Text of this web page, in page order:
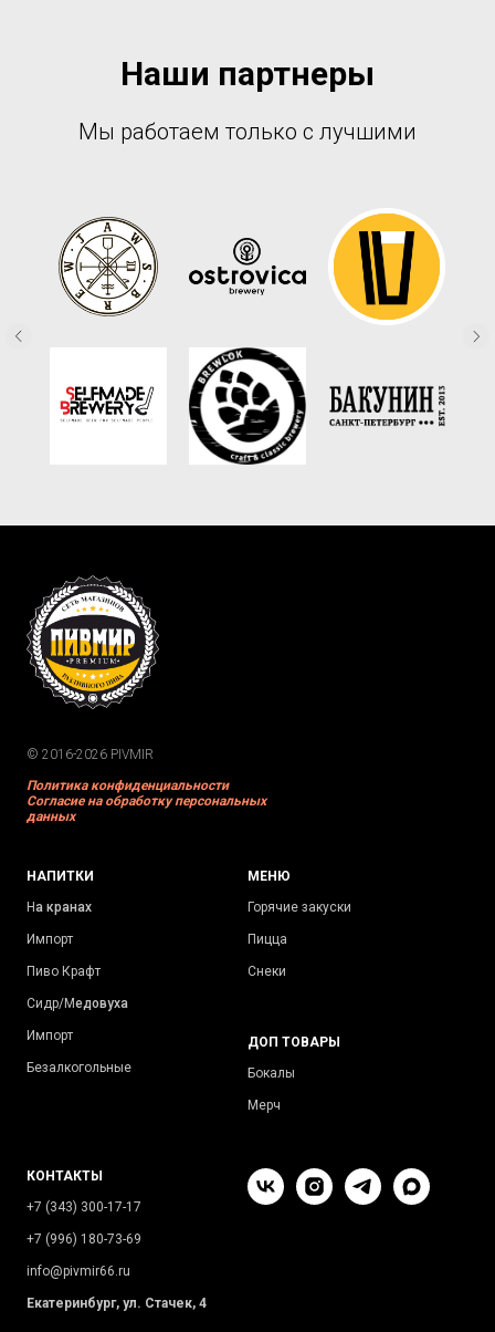
Наши партнеры
Мы работаем только с лучшими
© 2016-2026 PIVMIR
Политика конфиденциальности
Согласие на обработку персональных
данных
НАПИТКИ
На кранах
Импорт
Пиво Крафт
Сидр/Медовуха
Импорт
Безалкогольные
МЕНЮ
Горячие закуски
Пицца
Снеки
ДОП ТОВАРЫ
Бокалы
Мерч
КОНТАКТЫ
+7 (343) 300-17-17
+7 (996) 180-73-69
info@pivmir66.ru
Екатеринбург, ул. Стачек, 4